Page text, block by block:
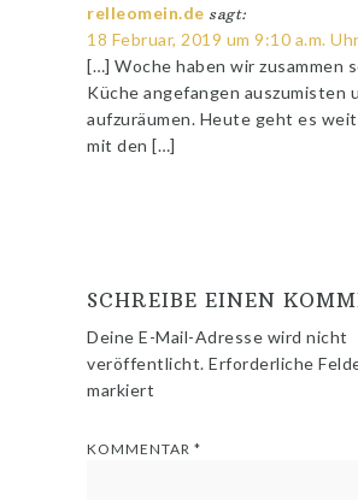
relleomein.de sagt:
18 Februar, 2019 um 9:10 a.m. Uhr
[…] Woche haben wir zusammen
Küche angefangen auszumisten
aufzuräumen. Heute geht es
mit den […]
SCHREIBE EINEN
Deine E-Mail-Adresse wird nicht
veröffentlicht. Erforderliche
markiert
KOMMENTAR*